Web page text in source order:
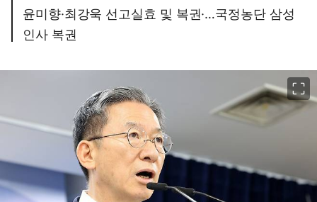
윤미향·최강욱 선고실효 및 복권·…국정농단 삼성
인사 복권